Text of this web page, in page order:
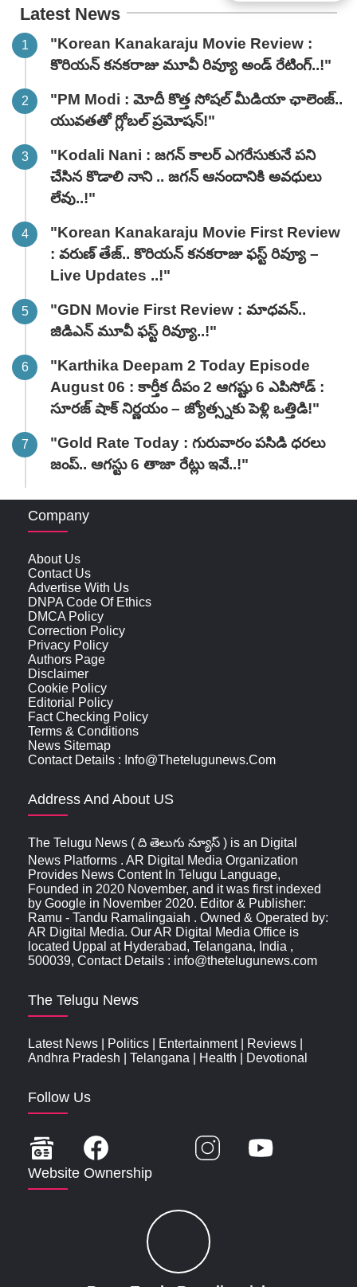
Latest News
"Korean Kanakaraju Movie Review :
కొరియన్ కనకరాజు మూవీ రివ్యూ అండ్ రేటింగ్‌..!"
"PM Modi : మోదీ కొత్త సోషల్ మీడియా ఛాలెంజ్..
యువతతో గ్లోబల్ ప్రమోషన్!"
"Kodali Nani : జగన్ కాలర్ ఎగరేసుకునే పని
చేసిన కొడాలి నాని .. జగన్ ఆనందానికి అవధులు
లేవు..!"
"Korean Kanakaraju Movie First Review
: వరుణ్ తేజ్.. కొరియన్ కనకరాజు ఫస్ట్ రివ్యూ –
Live Updates ..!"
"GDN Movie First Review : మాధవన్..
జిడిఎన్ మూవీ ఫ‌స్ట్ రివ్యూ..!"
"Karthika Deepam 2 Today Episode
August 06 : కార్తీక దీపం 2 ఆగష్టు 6 ఎపిసోడ్ :
సూరజ్ షాక్ నిర్ణయం – జ్యోత్స్నకు పెళ్లి ఒత్తిడి!"
"Gold Rate Today : గురువారం పసిడి ధరలు
జంప్.. ఆగస్టు 6 తాజా రేట్లు ఇవే..!"
Company
About Us
Contact Us
Advertise With Us
DNPA Code Of Ethics
DMCA Policy
Correction Policy
Privacy Policy
Authors Page
Disclaimer
Cookie Policy
Editorial Policy
Fact Checking Policy
Terms & Conditions
News Sitemap
Contact Details : Info@thetelugunews.com
Address And About US
The Telugu News ( ది తెలుగు న్యూస్‌ ) is an Digital
News Platforms . AR Digital Media Organization
Provides News Content In Telugu Language,
Founded in 2020 November, and it was first indexed
by Google in November 2020. Editor & Publisher:
Ramu - Tandu Ramalingaiah . Owned & Operated by:
AR Digital Media. Our AR Digital Media Office is
located Uppal at Hyderabad, Telangana, India ,
500039, Contact Details : info@thetelugunews.com
The Telugu News
Latest News Politics Entertainment| Reviews
Andhra Pradesh
Telangana Health Devotional
Follow Us
Website Ownership